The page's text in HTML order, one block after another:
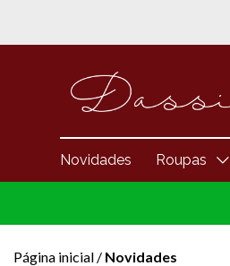
Novidades Roupas
Página inicial / Novidades